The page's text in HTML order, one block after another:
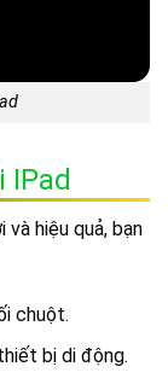
IPad
hiệu quả, bạn
chuột.
bị di động.